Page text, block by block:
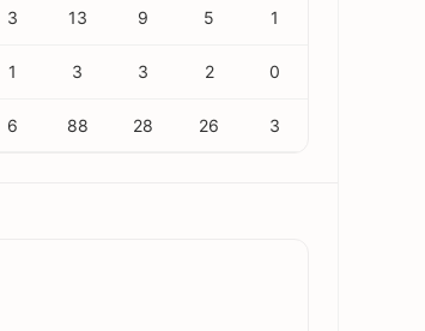
3 13 9 5 1
1 3 3 2 0
6 88 28 26 3